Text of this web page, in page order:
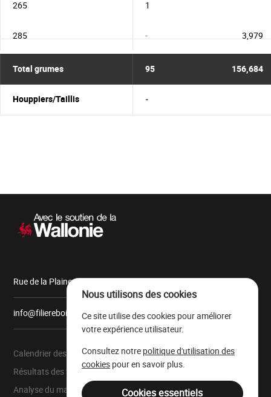
265 1
285 - 3,979
Total grumes 95 156,684
Houppiers/Taillis -
Navigation
Rue de la Plaine, 9 6900 Marche-en-Famenne
info@filiereboiswallonie.be
Calendrier des ventes
Résultats des ventes
Analyse du marché
À propos
Parc à grumes
Ressources légales
Nous utilisons des cookies
Ce site utilise des cookies pour améliorer
votre expérience utilisateur.
Consultez notre politique d'utilisation des
cookies pour en savoir plus.
Cookies essentiels